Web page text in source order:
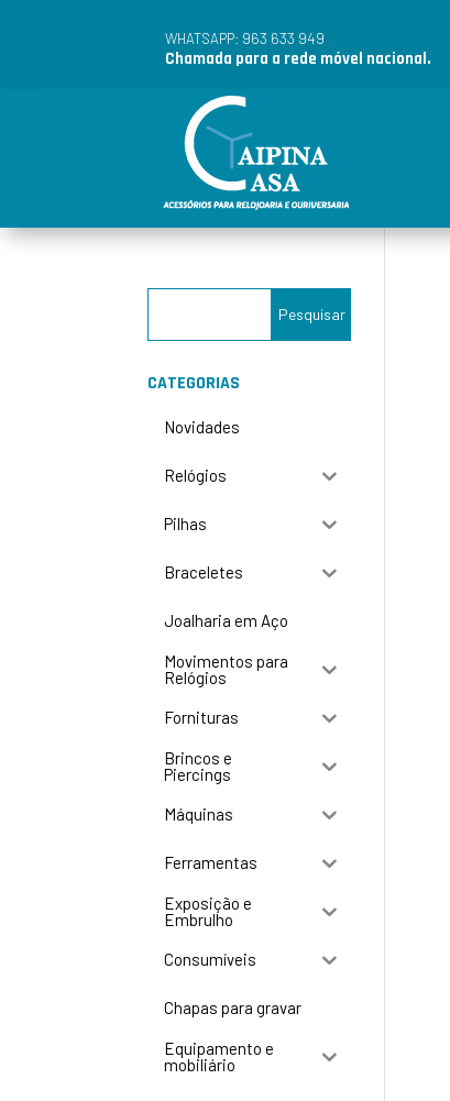
WHATSAPP: 963 633 949
Chamada para a rede móvel nacional.
CATEGORIAS
Novidades
Relógios
Pilhas
Braceletes
Joalharia em Aço
Movimentos para
Relógios
Fornituras
Brincos e
Piercings
Máquinas
Ferramentas
Exposição e
Embrulho
Consumíveis
Chapas para gravar
Equipamento e
mobiliário